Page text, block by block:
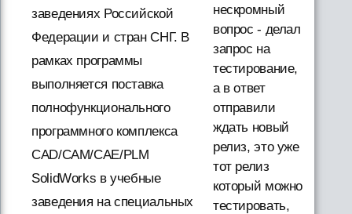
заведениях Российской
Федерации и стран СНГ. В
рамках программы
выполняется поставка
полнофункционального
программного комплекса
CAD/CAM/CAE/PLM
SolidWorks в учебные
заведения на специальных
нескромный
вопрос - делал
запрос на
тестирование,
а в ответ
отправили
ждать новый
релиз, это уже
тот релиз
который можно
тестировать,